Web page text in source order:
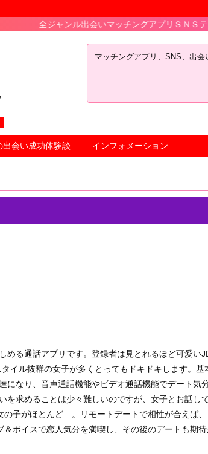
ル出会いマッチングアプリＳＮＳテレコミの最新人
マッチングアプリ、SNS、出
出会い成功体験談 インフォメーション
める通話アプリです。登録者は見とれるほど可愛い
イル抜群の女子が多くとってもドキドキします。基
になり、音声通話機能やビデオ通話機能でデート気
を求めることは少々難しいのですが、女子とお話し
子がほとんど…。リモートデートで相性が合えば
ボイスで恋人気分を満喫し、その後のデートも期